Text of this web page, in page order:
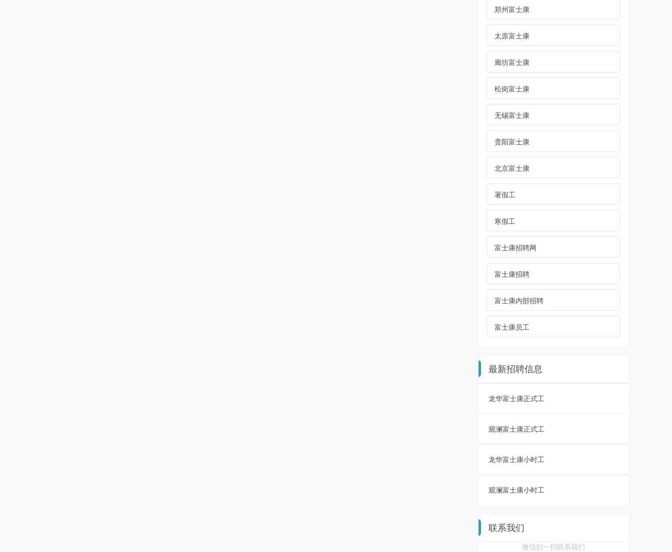
郑州富士康
太原富士康
廊坊富士康
松岗富士康
无锡富士康
贵阳富士康
北京富士康
署假工
寒假工
富士康招聘网
富士康招聘
富士康内部招聘
富士康员工
最新招聘信息
龙华富士康正式工
观澜富士康正式工
龙华富士康小时工
观澜富士康小时工
联系我们
微信扫一扫联系我们